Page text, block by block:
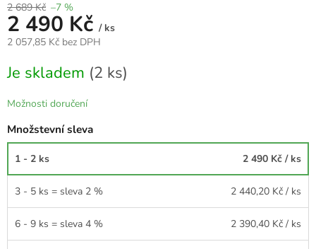
2 689 Kč –7 %
2 490 Kč / ks
2 057,85 Kč bez DPH
cena:
Je skladem (2 ks)
Možnosti doručení
Množstevní sleva
1 - 2 ks 2 490 Kč / ks
3 - 5 ks = sleva 2 % 2 440,20 Kč / ks
6 - 9 ks = sleva 4 % 2 390,40 Kč / ks